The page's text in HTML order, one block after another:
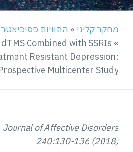
מחקר קליני » התוויות
»
Combined with SSRIs
Resistant Depression:
Multicenter Study
Journal of Affective Disorders
240:130-136 (2018)